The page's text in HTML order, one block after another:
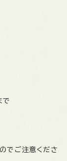
で
でご注意くださ